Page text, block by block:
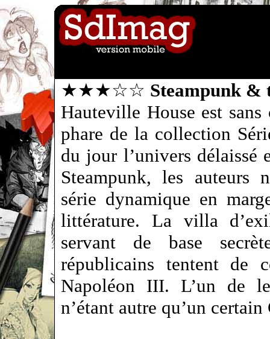
★★★☆☆ Steampunk &
Hauteville House est sans
phare de la collection
du jour l’univers délaissé
Steampunk, les auteurs
série dynamique en
littérature. La villa
servant de base
républicains tentent de
Napoléon III. L’un de
n’étant autre qu’un